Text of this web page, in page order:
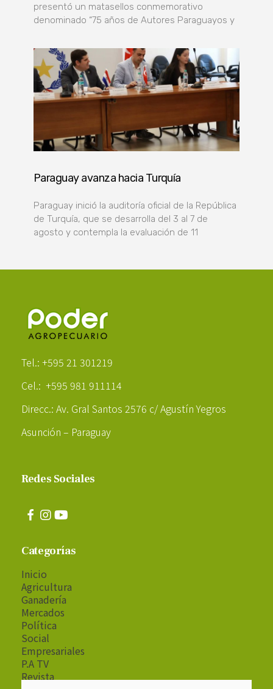
presentó un matasellos conmemorativo
denominado “75 años de Autores Paraguayos y
Paraguay avanza hacia Turquía
Paraguay inició la auditoría oficial de la República
de Turquía, que se desarrolla del 3 al 7 de
agosto y contempla la evaluación de 11
Tel.: +595 21 301219
Cel.: +595 981 911114
Direcc.: Av. Gral Santos 2576 c/ Agustín Yegros
Asunción – Paraguay
Redes Sociales
Categorías
Inicio
Agricultura
Ganadería
Mercados
Política
Social
Empresariales
P.A TV
Revista